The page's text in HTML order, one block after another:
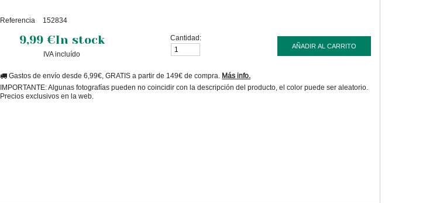
Referencia 152834
9,99 €In stock
IVA incluído
Cantidad:
AÑADIR AL CARRITO
Gastos de envío desde 6,99€, GRATIS a partir de 149€ de compra. Más info.
IMPORTANTE: Algunas fotografías pueden no coincidir con la descripción del producto, el color puede ser aleatorio.
Precios exclusivos en la web.